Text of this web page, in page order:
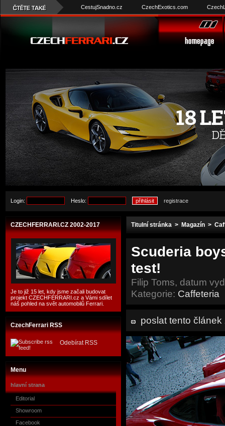
CestujSnadno.cz CzechExotics.com
Login: Heslo: registrace
CZECHFERRARI.CZ 2002-2017
Je to již 15 let, kdy jsme začali budovat
projekt CZECHFERRARI.cz a Vámi sdílet
náš pohled na svět automobilů Ferrari.
CzechFerrari RSS
Odebírat RSS
Menu
hlavní strana
Editorial
Showroom
Facebook
Titulní stránka > Magazín >
Scuderia
test!
Filip Toms, datum
Kategorie: Caffeteria
poslat tento